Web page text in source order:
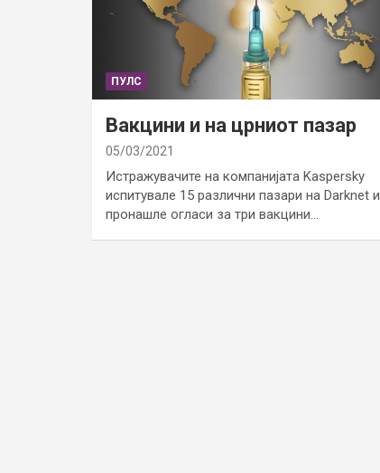
ПУЛС
Вакцини и на црниот пазар
05/03/2021
Истражувачите на компанијата Kaspersky
испитувале 15 различни пазари на Darknet и
пронашле огласи за три вакцини…